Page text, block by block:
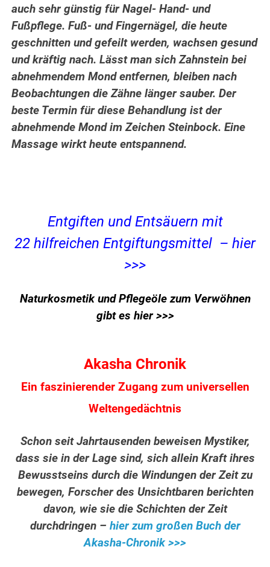
auch sehr günstig für Nagel- Hand- und
Fußpflege. Fuß- und Fingernägel, die heute
geschnitten und gefeilt werden, wachsen gesund
und kräftig nach. Lässt man sich Zahnstein bei
abnehmendem Mond entfernen, bleiben nach
Beobachtungen die Zähne länger sauber. Der
beste Termin für diese Behandlung ist der
abnehmende Mond im Zeichen Steinbock. Eine
Massage wirkt heute entspannend.
Entgiften und Entsäuern mit
22 hilfreichen Entgiftungsmittel – hier
>>>
Naturkosmetik und Pflegeöle zum Verwöhnen
gibt es hier >>>
Akasha Chronik
Ein faszinierender Zugang zum universellen
Weltengedächtnis
Schon seit Jahrtausenden beweisen Mystiker,
dass sie in der Lage sind, sich allein Kraft ihres
Bewusstseins durch die Windungen der Zeit zu
bewegen, Forscher des Unsichtbaren berichten
davon, wie sie die Schichten der Zeit
durchdringen – hier zum großen Buch der
Akasha-Chronik >>>